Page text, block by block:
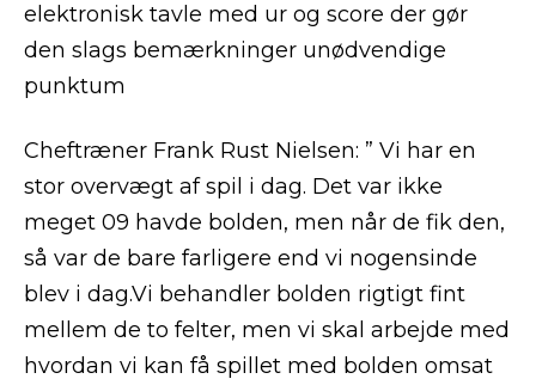
elektronisk tavle med ur og score der gør
den slags bemærkninger unødvendige
punktum
Cheftræner Frank Rust Nielsen: ” Vi har en
stor overvægt af spil i dag. Det var ikke
meget 09 havde bolden, men når de fik den,
så var de bare farligere end vi nogensinde
blev i dag.Vi behandler bolden rigtigt fint
mellem de to felter, men vi skal arbejde med
hvordan vi kan få spillet med bolden omsat